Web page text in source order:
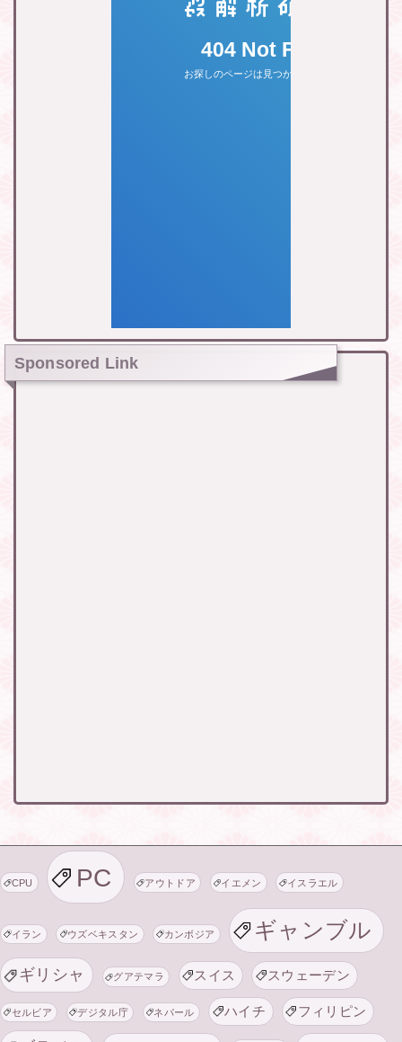
Sponsored Link
CPU PC アウトドア イエメン イスラエル
イラン ウズベキスタン カンボジア ギャンブル
ギリシャ グアテマラ スイス スウェーデン
セルビア デジタル庁 ネパール ハイチ フィリピン